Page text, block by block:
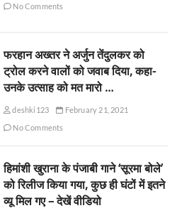
No Comments
फरहान अख्तर ने अर्जुन तेंदुलकर को
ट्रोल करने वालों को जवाब दिया, कहा-
उनके उत्साह को मत मारो …
deshki123
February 21, 2021
No Comments
हिमांशी खुराना के पंजाबी गाने ‘सूरमा बोले’
को रिलीज किया गया, कुछ ही घंटों में इतने
व्यू मिल गए – देखें वीडियो